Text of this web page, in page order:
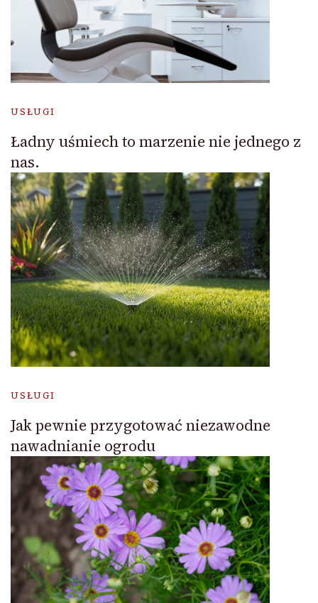
USŁUGI
Ładny uśmiech to marzenie nie jednego z
nas.
USŁUGI
Jak pewnie przygotować niezawodne
nawadnianie ogrodu